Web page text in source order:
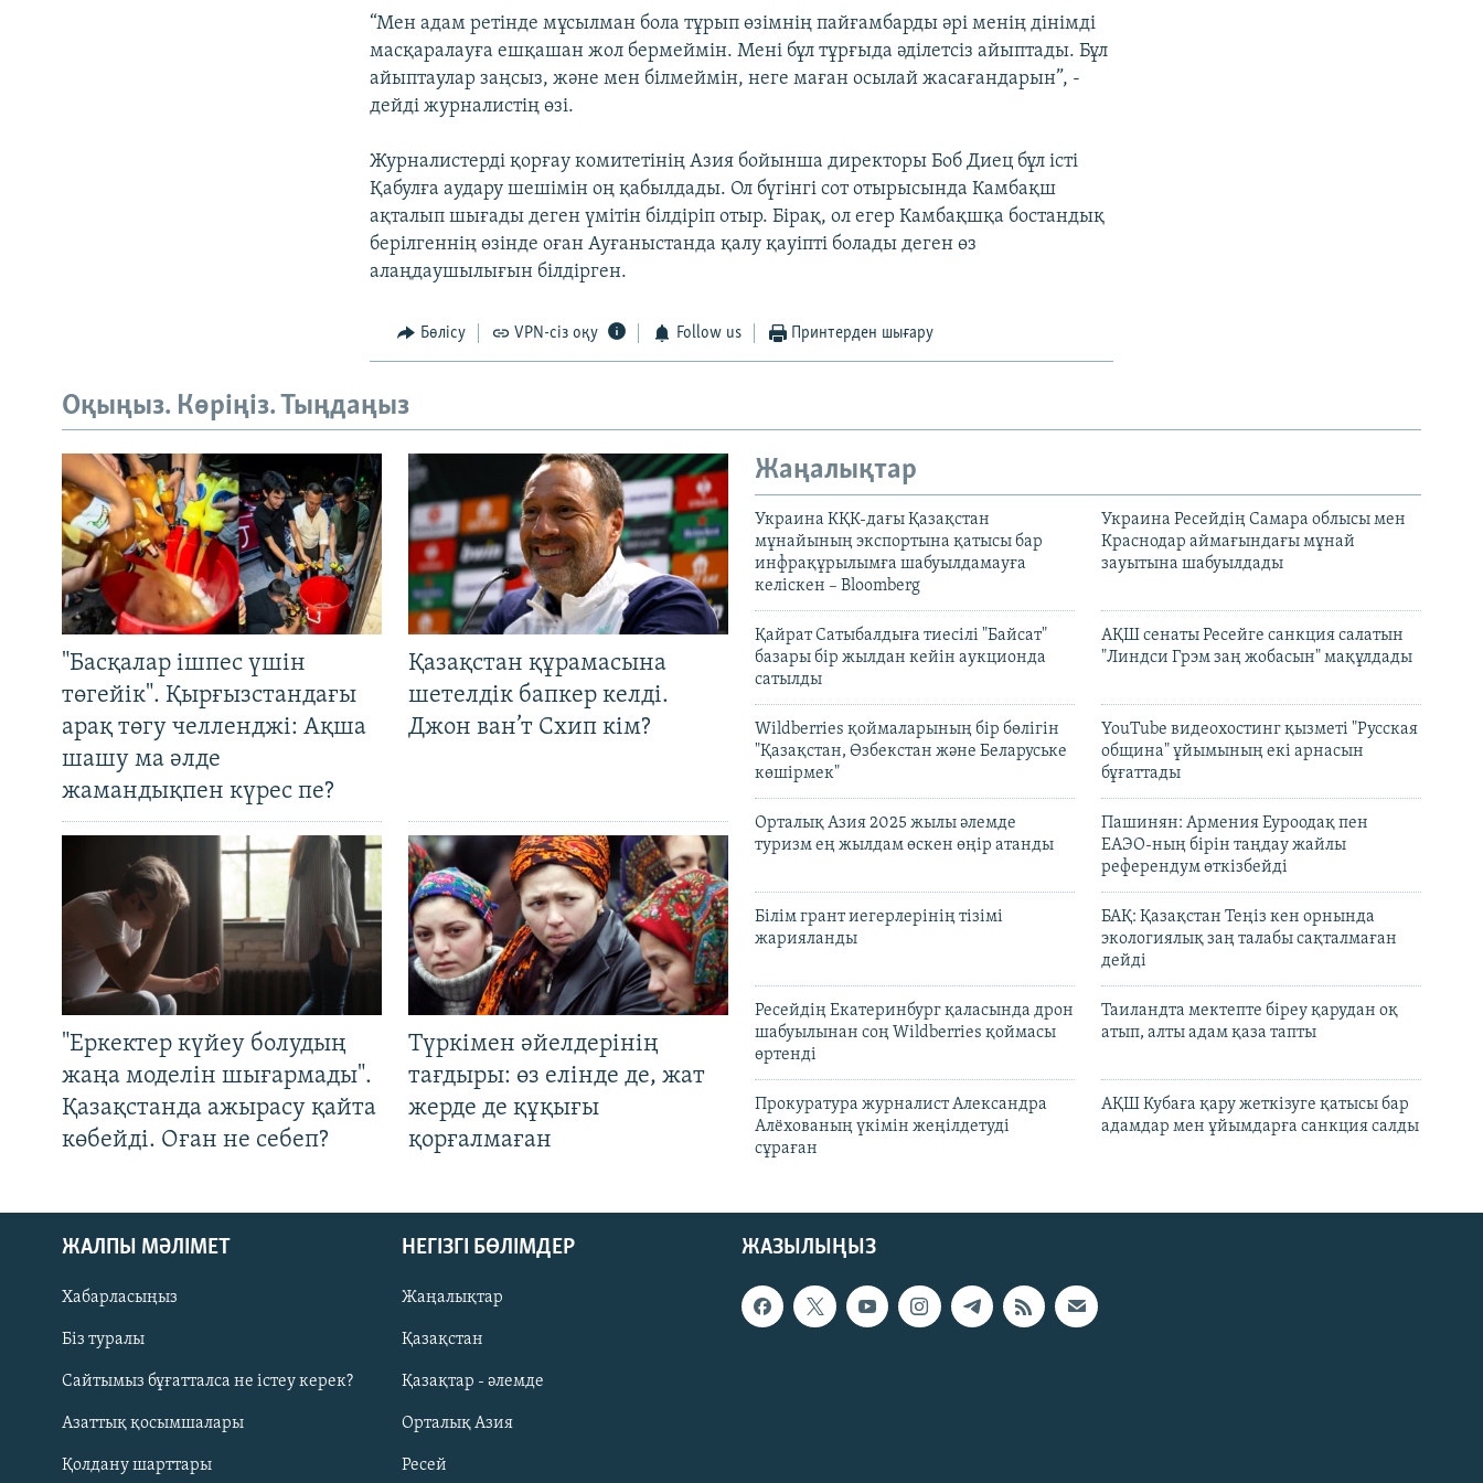
Русский
ЖАЗЫЛЫҢЫЗ
“Мен адам ретінде мұсылман бола тұрып өзімнің пайғамбарды әрі менің дінімді
масқаралауға ешқашан жол бермеймін. Мені бұл тұрғыда әділетсіз айыптады. Бұл
айыптаулар заңсыз, және мен білмеймін, неге маған осылай жасағандарын”, -
дейді журналистің өзі.
Журналистерді қорғау комитетінің Азия бойынша директоры Боб Диец бұл істі
Қабулға аудару шешімін оң қабылдады. Ол бүгінгі сот отырысында Камбақш
ақталып шығады деген үмітін білдіріп отыр. Бірақ, ол егер Камбақшқа бостандық
берілгеннің өзінде оған Ауғаныстанда қалу қауіпті болады деген өз
алаңдаушылығын білдірген.
Бөлісу VPN-сіз оқу Follow us Принтерден шығару
Оқыңыз. Көріңіз. Тыңдаңыз
"Басқалар ішпес үшін
төгейік". Қырғызстандағы
арақ төгу челленджі: Ақша
шашу ма әлде
жамандықпен күрес пе?
Қазақстан құрамасына
шетелдік бапкер келді.
Джон ван’т Схип кім?
"Еркектер күйеу болудың
жаңа моделін шығармады".
Қазақстанда ажырасу қайта
көбейді. Оған не себеп?
Түркімен әйелдерінің
тағдыры: өз елінде де, жат
жерде де құқығы
қорғалмаған
Жаңалықтар
Украина КҚК-дағы Қазақстан
мұнайының экспортына қатысы бар
инфрақұрылымға шабуылдамауға
келіскен – Bloomberg
Украина Ресейдің Самара облысы мен
Краснодар аймағындағы мұнай
зауытына шабуылдады
Қайрат Сатыбалдыға тиесілі "Байсат"
базары бір жылдан кейін аукционда
сатылды
АҚШ сенаты Ресейге санкция салатын
"Линдси Грэм заң жобасын" мақұлдады
Wildberries қоймаларының бір бөлігін
"Қазақстан, Өзбекстан және Беларуське
көшірмек"
YouTube видеохостинг қызметі "Русская
община" ұйымының екі арнасын
бұғаттады
Орталық Азия 2025 жылы әлемде
туризм ең жылдам өскен өңір атанды
Пашинян: Армения Еуроодақ пен
ЕАЭО-ның бірін таңдау жайлы
референдум өткізбейді
Білім грант иегерлерінің тізімі
жарияланды
БАҚ: Қазақстан Теңіз кен орнында
экологиялық заң талабы сақталмаған
дейді
Ресейдің Екатеринбург қаласында дрон
шабуылынан соң Wildberries қоймасы
өртенді
Таиландта мектепте біреу қарудан оқ
атып, алты адам қаза тапты
Прокуратура журналист Александра
Алёхованың үкімін жеңілдетуді
сұраған
АҚШ Кубаға қару жеткізуге қатысы бар
адамдар мен ұйымдарға санкция салды
ЖАЗЫЛЫҢЫЗ
ЖАЛПЫ МӘЛІМЕТ
Хабарласыңыз
Біз туралы
Сайтымыз бұғатталса не істеу керек?
Азаттық қосымшалары
Қолдану шарттары
НЕГІЗГІ БӨЛІМДЕР
Жаңалықтар
Қазақстан
Қазақтар - әлемде
Орталық Азия
Ресей